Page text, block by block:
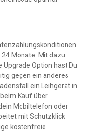
24 Monate. Mit dazu
Upgrade Option hast Du
gegen ein anderes
ein Leihgerät in
Kauf über
Mobiltelefon oder
mit Schutzklick
kostenfreie